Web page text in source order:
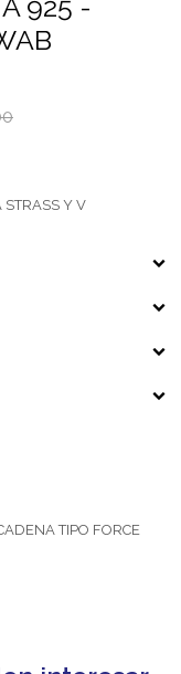
925 -
Y V
TIPO FORCE